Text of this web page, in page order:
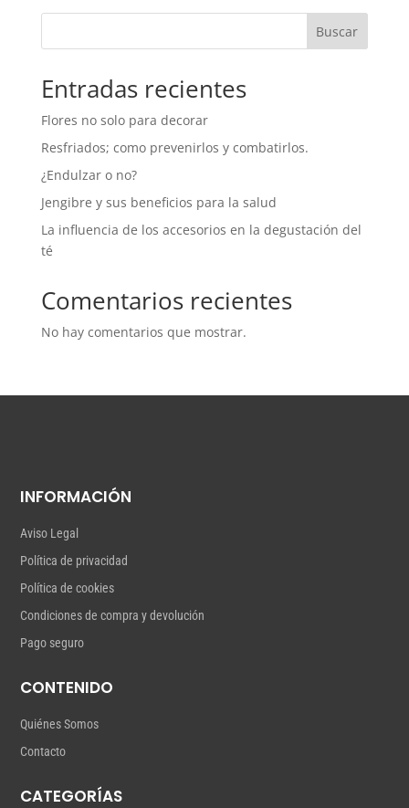
Buscar
Entradas recientes
Flores no solo para decorar
Resfriados; como prevenirlos y combatirlos.
¿Endulzar o no?
Jengibre y sus beneficios para la salud
La influencia de los accesorios en la degustación del
té
Comentarios recientes
No hay comentarios que mostrar.
INFORMACIÓN
Aviso Legal
Política de privacidad
Política de cookies
Condiciones de compra y devolución
Pago seguro
CONTENIDO
Quiénes Somos
Contacto
CATEGORÍAS